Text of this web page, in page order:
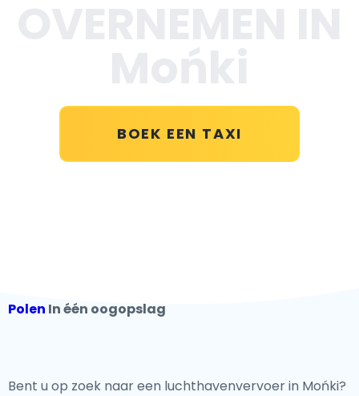
BOEK EEN TAXI
Polen In één oogopslag
Bent u op zoek naar een luchthavenvervoer in Mońki?